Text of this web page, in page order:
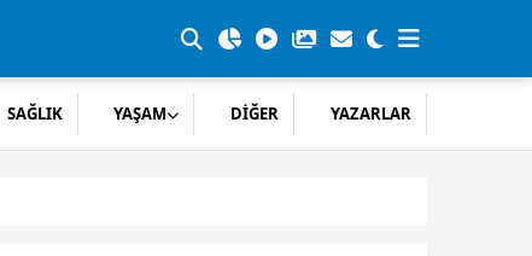
SAĞLIK YAŞAM DİĞER YAZARLAR